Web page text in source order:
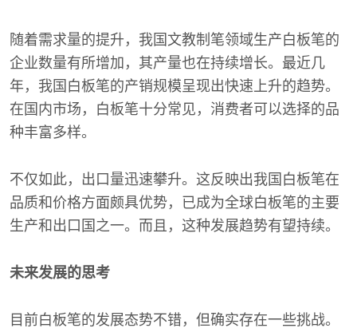
随着需求量的提升，我国文教制笔领域生产白板笔的
企业数量有所增加，其产量也在持续增长。最近几
年，我国白板笔的产销规模呈现出快速上升的趋势。
在国内市场，白板笔十分常见，消费者可以选择的品
种丰富多样。
不仅如此，出口量迅速攀升。这反映出我国白板笔在
品质和价格方面颇具优势，已成为全球白板笔的主要
生产和出口国之一。而且，这种发展趋势有望持续。
未来发展的思考
目前白板笔的发展态势不错，但确实存在一些挑战。